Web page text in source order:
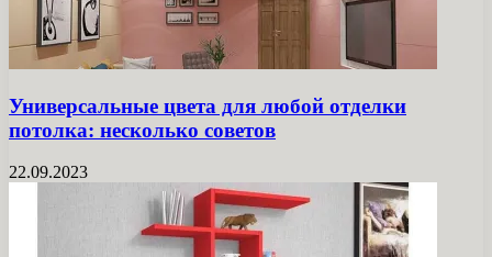
Универсальные цвета для любой отделки
потолка: несколько советов
22.09.2023